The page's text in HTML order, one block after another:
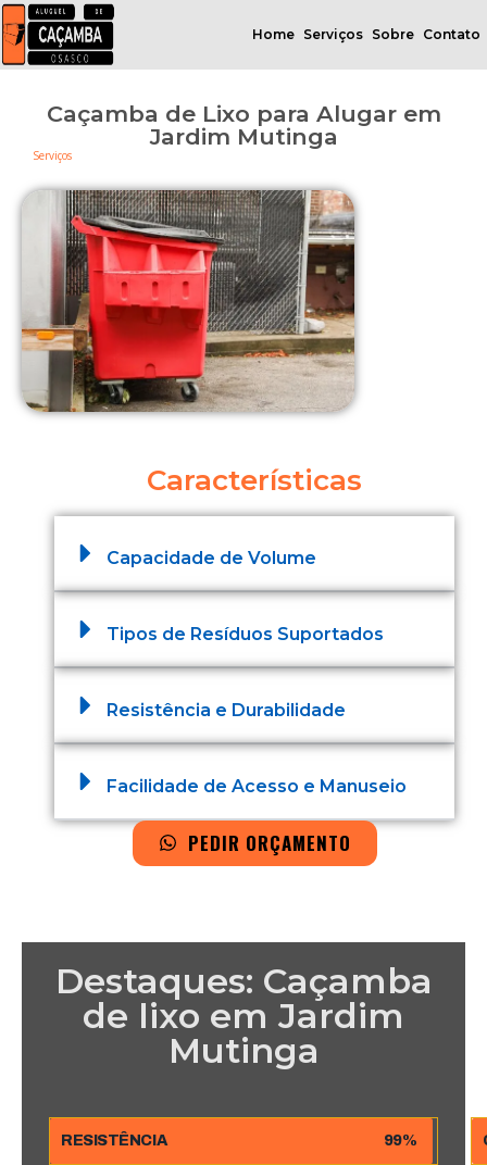
Home Serviços Sobre Contato
Caçamba de Lixo para Alugar em
Jardim Mutinga
Serviços
Características
Capacidade de Volume
Tipos de Resíduos Suportados
Resistência e Durabilidade
Facilidade de Acesso e Manuseio
PEDIR ORÇAMENTO
Destaques: Caçamba
de lixo em Jardim
Mutinga
RESISTÊNCIA 99%